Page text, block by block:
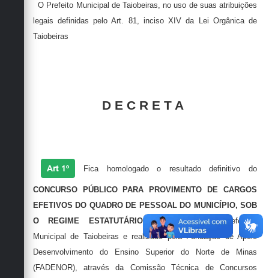
O Prefeito Municipal de Taiobeiras, no uso de suas atribuições
legais definidas pelo Art. 81, inciso XIV da Lei Orgânica de
Taiobeiras
D E C R E T A
Art 1º Fica homologado o resultado definitivo do
CONCURSO PÚBLICO PARA PROVIMENTO DE CARGOS
EFETIVOS DO QUADRO DE PESSOAL DO MUNICÍPIO, SOB
O REGIME ESTATUTÁRIO, promovido pela Prefeitura
Municipal de Taiobeiras e realizado pela Fundação de Apoio
Desenvolvimento do Ensino Superior do Norte de Minas
(FADENOR), através da Comissão Técnica de Concursos